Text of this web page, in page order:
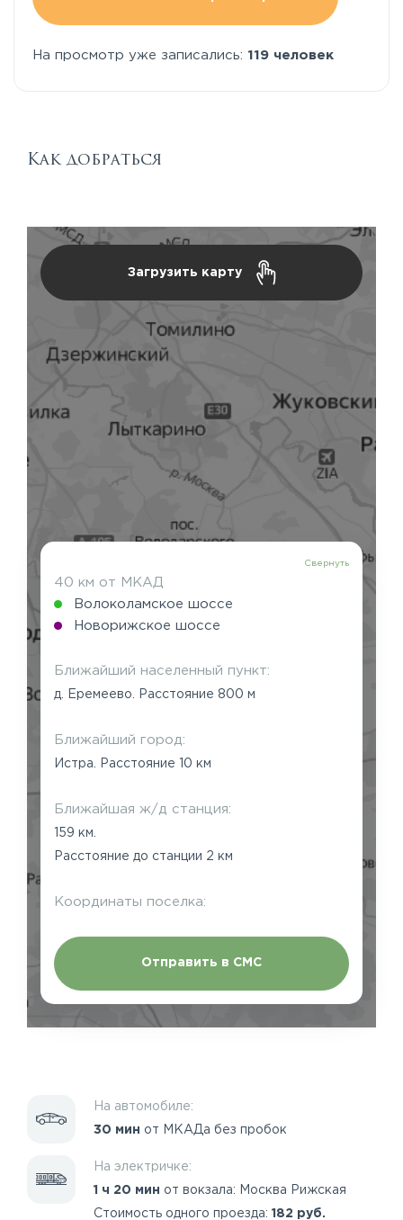
На просмотр уже записались: 119 человек
Как добраться
Загрузить карту
Свернуть
40 км от МКАД
Волоколамское шоссе
Новорижское шоссе
Ближайший населенный пункт:
д. Еремеево. Расстояние 800 м
Ближайший город:
Истра. Расстояние 10 км
Ближайшая ж/д станция:
159 км.
Расстояние до станции 2 км
Координаты поселка:
Отправить в СМС
На автомобиле:
30 мин от МКАДа без пробок
На электричке:
1 ч 20 мин от вокзала: Москва Рижская
Стоимость одного проезда: 182 руб.